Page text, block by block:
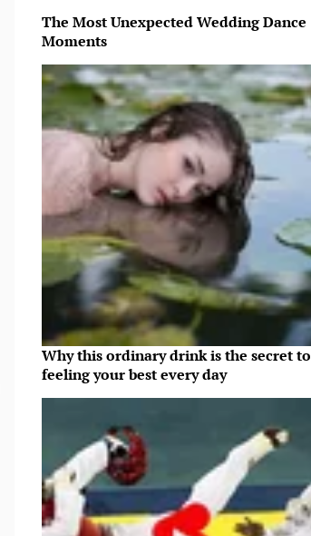
The Most Unexpected Wedding Dance
Moments
Why this ordinary drink is the secret to
feeling your best every day